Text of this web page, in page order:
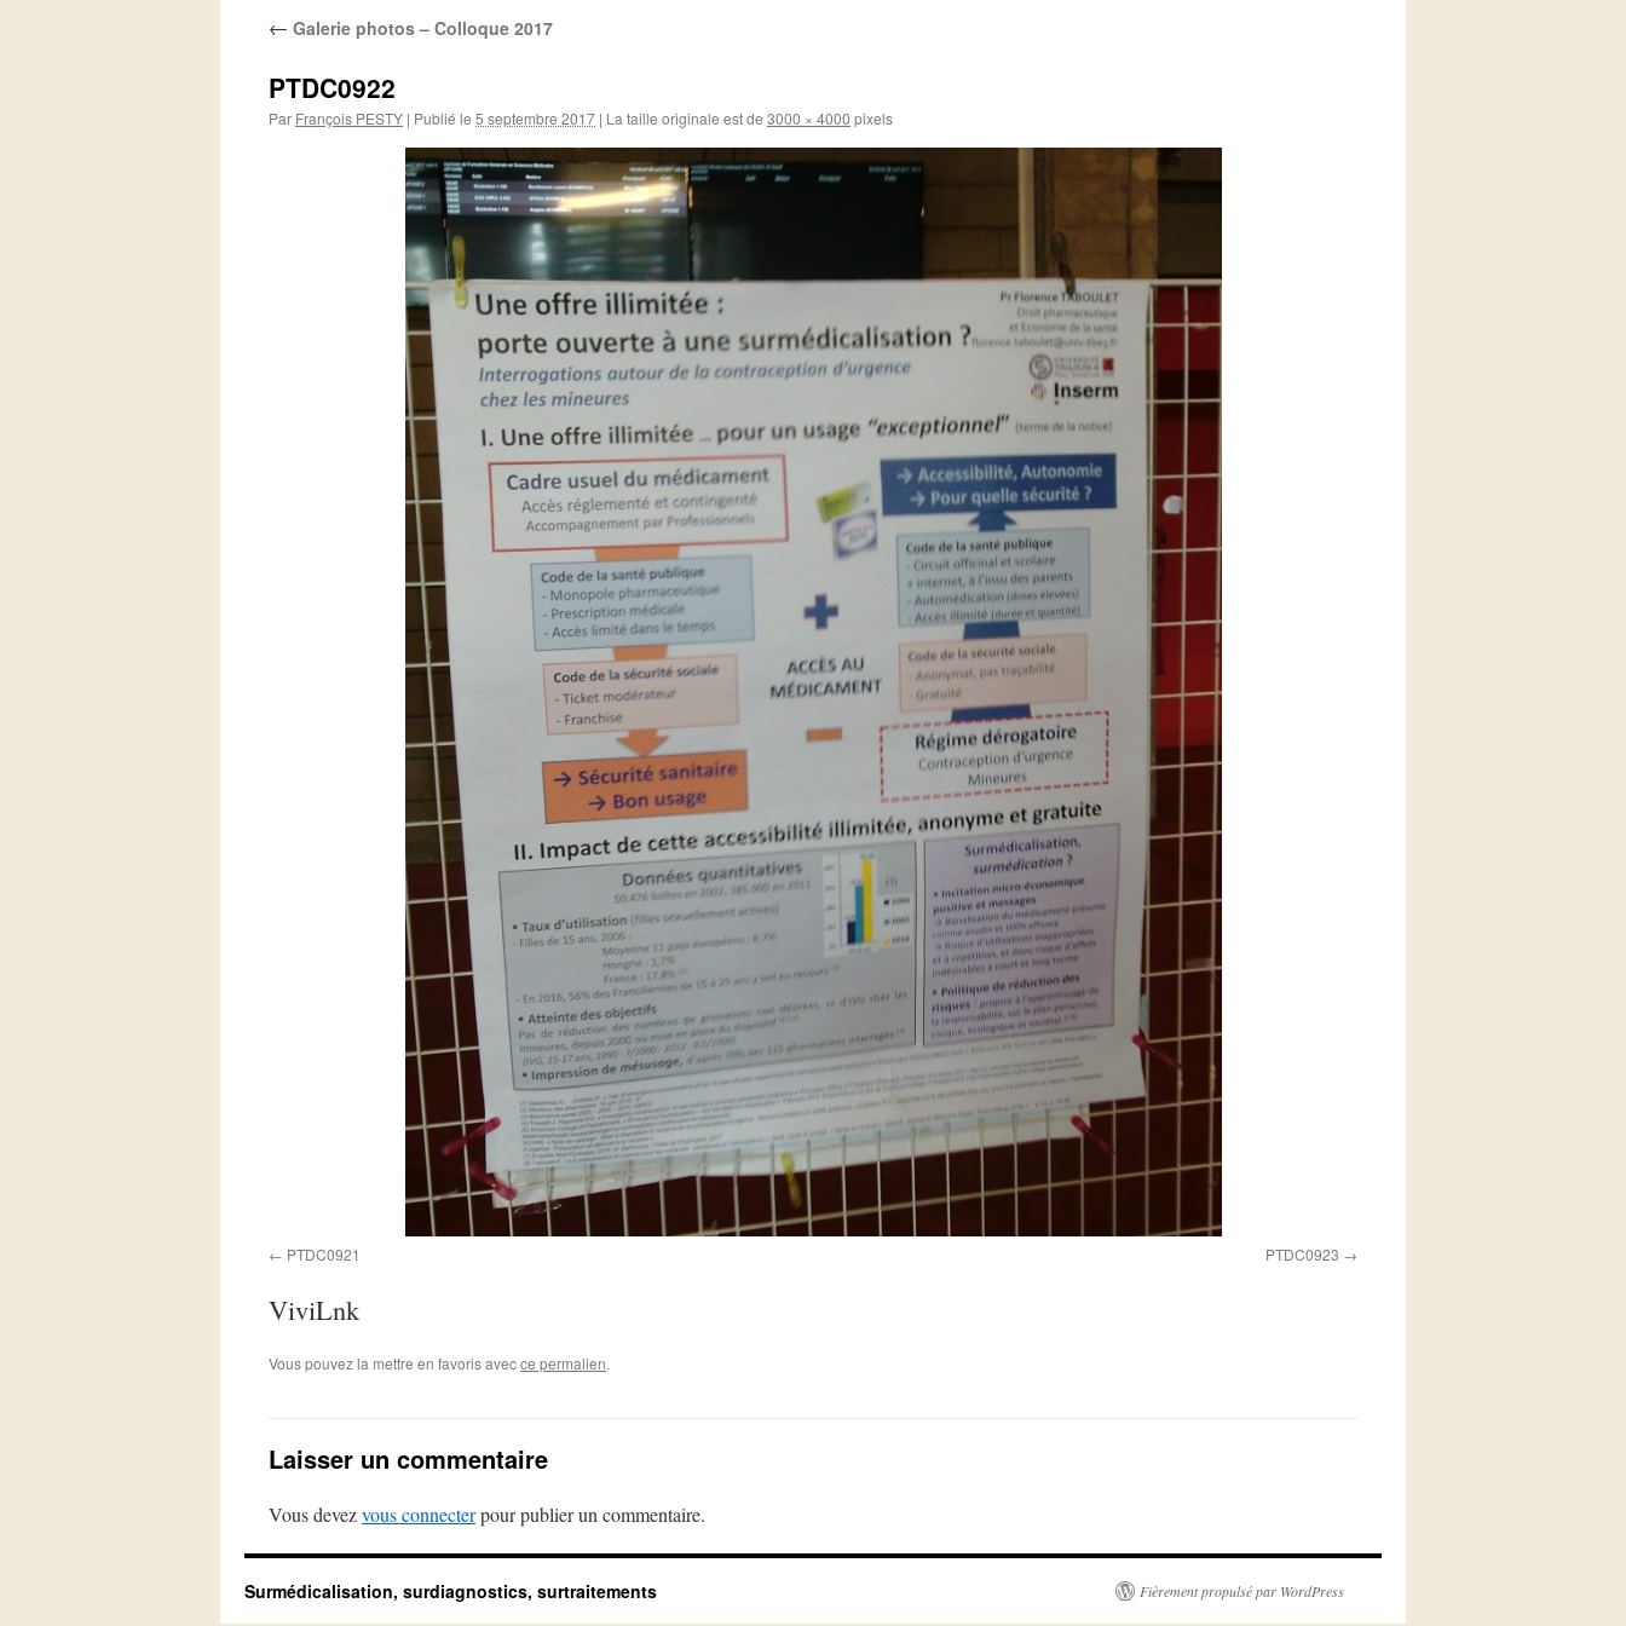
← Galerie photos – Colloque 2017
PTDC0922
Par François PESTY | Publié le 5 septembre 2017 | La taille originale est de 3000 × 4000 pixels
PTDC0921 PTDC0923
ViviLnk
Vous pouvez la mettre en favoris avecce permalien.
Laisser un commentaire
Vous devezvous connecterpour publier un commentaire.
Surmédicalisation, surdiagnostics, surtraitements Fièrement propulsé par WordPress